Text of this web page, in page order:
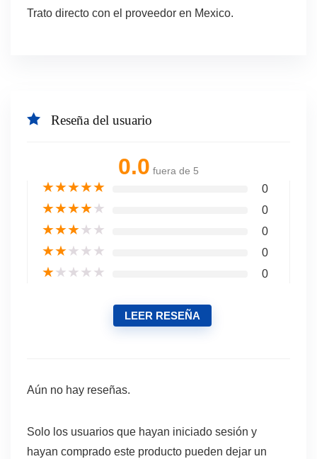
Trato directo con el proveedor en Mexico.
Reseña del usuario
0.0 fuera de 5
★★★★★ 0
★★★★★ 0
★★★★★ 0
★★★★★ 0
★★★★★ 0
LEER RESEÑA
Aún no hay reseñas.
Solo los usuarios que hayan iniciado sesión y
hayan comprado este producto pueden dejar un